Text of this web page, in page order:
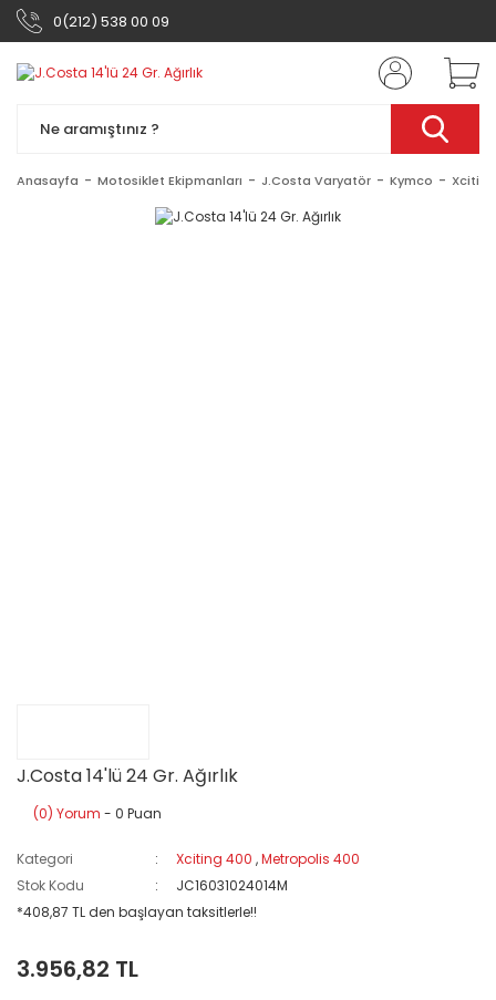
0(212) 538 00 09
Anasayfa Motosiklet Ekipmanları J.Costa Varyatör Kymco
J.Costa 14'lü 24 Gr. Ağırlık
(0) Yorum - 0 Puan
Kategori Xciting 400 ,Metropolis 400
Stok Kodu
JC16031024014M
*408,87 TL den başlayan taksitlerle!!
3.956,82 TL